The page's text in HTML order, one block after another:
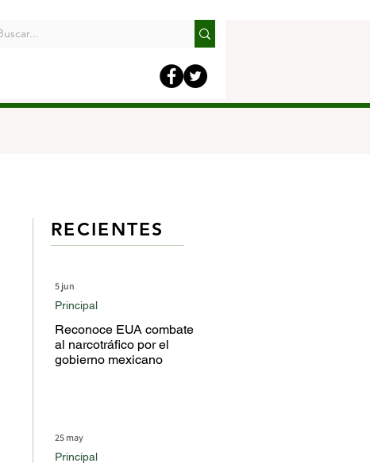
Reconoce EUA combate
al narcotráfico por el
gobierno mexicano
Principal
5 jun
Principal
25 may
RECIENTES